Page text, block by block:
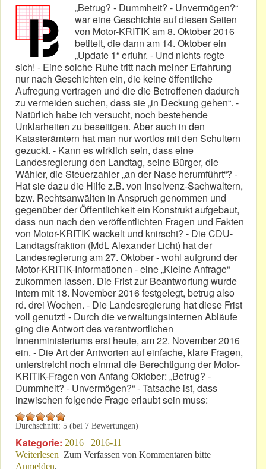
„Betrug? - Dummheit? - Unvermögen?“
war eine Geschichte auf diesen Seiten
von Motor-KRITIK am 8. Oktober 2016
betitelt, die dann am 14. Oktober ein
„Update 1“ erfuhr. - Und nichts regte
sich! - Eine solche Ruhe tritt nach meiner Erfahrung
nur nach Geschichten ein, die keine öffentliche
Aufregung vertragen und die die Betroffenen dadurch
zu vermeiden suchen, dass sie „in Deckung gehen“. -
Natürlich habe ich versucht, noch bestehende
Unklarheiten zu beseitigen. Aber auch in den
Katasterämtern hat man nur wortlos mit den Schultern
gezuckt. - Kann es wirklich sein, dass eine
Landesregierung den Landtag, seine Bürger, die
Wähler, die Steuerzahler „an der Nase herumführt“? -
Hat sie dazu die Hilfe z.B. von Insolvenz-Sachwaltern,
bzw. Rechtsanwälten in Anspruch genommen und
gegenüber der Öffentlichkeit ein Konstrukt aufgebaut,
dass nun nach den veröffentlichten Fragen und Fakten
von Motor-KRITIK wackelt und knirscht? - Die CDU-
Landtagsfraktion (MdL Alexander Licht) hat der
Landesregierung am 27. Oktober - wohl aufgrund der
Motor-KRITIK-Informationen - eine „Kleine Anfrage“
zukommen lassen. Die Frist zur Beantwortung wurde
intern mit 18. November 2016 festgelegt, betrug also
rd. drei Wochen. - Die Landesregierung hat diese Frist
voll genutzt! - Durch die verwaltungsinternen Abläufe
ging die Antwort des verantwortlichen
Innenministeriums erst heute, am 22. November 2016
ein. - Die Art der Antworten auf einfache, klare Fragen,
unterstreicht noch einmal die Berechtigung der Motor-
KRITIK-Fragen von Anfang Oktober: „Betrug? -
Dummheit? - Unvermögen?“ - Tatsache ist, dass
inzwischen folgende Frage erlaubt sein muss:
Durchschnitt: 5 (bei 7 Bewertungen)
Kategorie: 2016
2016-11
Weiterlesen über RLP-Regierung: Vertrauensmissbrauch?
Zum Verfassen von Kommentaren bitte
Anmelden.